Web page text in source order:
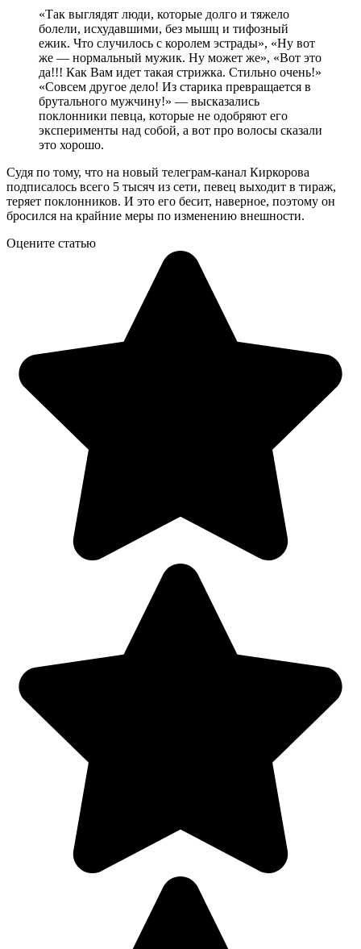
«Так выглядят люди, которые долго и тяжело
болели, исхудавшими, без мышц и тифозный
ежик. Что случилось с королем эстрады», «Ну вот
же — нормальный мужик. Ну может же», «Вот это
да!!! Как Вам идет такая стрижка. Стильно очень!»
«Совсем другое дело! Из старика превращается в
брутального мужчину!» — высказались
поклонники певца, которые не одобряют его
эксперименты над собой, а вот про волосы сказали
это хорошо.
Судя по тому, что на новый телеграм-канал Киркорова
подписалось всего 5 тысяч из сети, певец выходит в тираж,
теряет поклонников. И это его бесит, наверное, поэтому он
бросился на крайние меры по изменению внешности.
Оцените статью